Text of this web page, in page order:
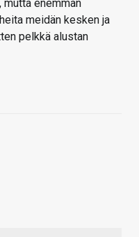
enemmän
meidän kesken ja
pelkkä alustan